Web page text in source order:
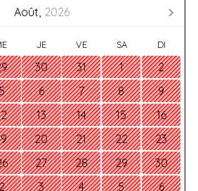
Août, 2026
JE VE SA DI
30 31 1
2
6 7 8
9
13 14 15
16
20 21 22
23
27 28 29
30
3 4 5 6